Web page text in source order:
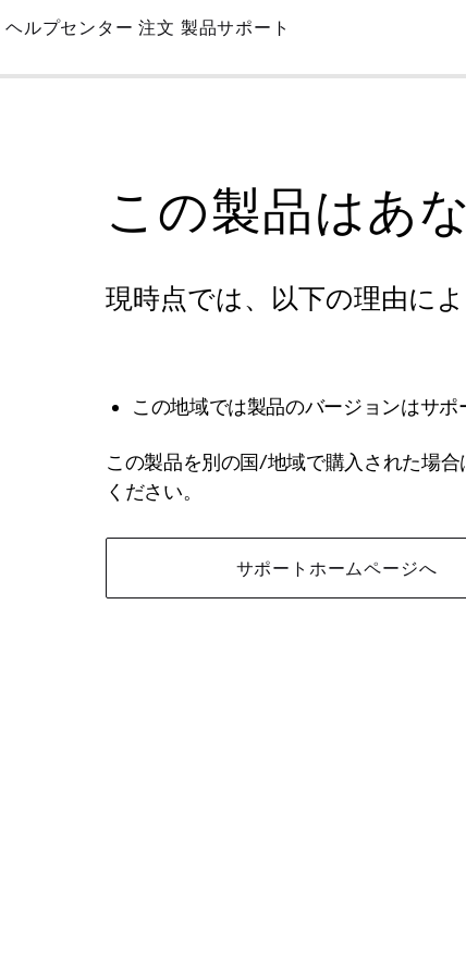
Skip
Main
ヘルプセンター 注文 製品サポート
この製品はあ
現時点では、以下の理由に
この地域では製品のバージョンはサポ
この製品を別の国/地域で購入された場
ください。
サポートホームページへ